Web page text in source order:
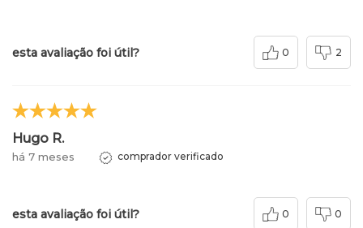
esta avaliação foi útil? 0 2
Hugo R.
há 7 meses comprador verificado
esta avaliação foi útil? 0 0